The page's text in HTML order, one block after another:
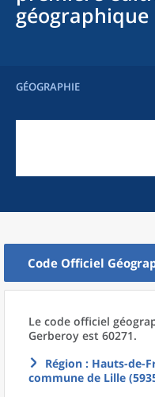
géographique
GÉOGRAPHIE
Code Officiel
Le code officiel
Gerberoy est 60271.
Région : Hauts-de-
commune de Lille